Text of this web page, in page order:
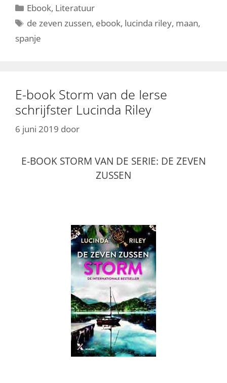
Categorieën
Ebook, Literatuur
Tags
de zeven zussen, ebook, lucinda riley, maan,
spanje
E-book Storm van de Ierse
schrijfster Lucinda Riley
6 juni 2019 door
E-BOOK STORM VAN DE SERIE: DE ZEVEN
ZUSSEN